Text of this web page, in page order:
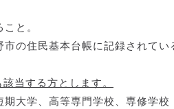
と。
の住民基本台帳に記録されてい
当する方とします。
大学、高等専門学校、専修学